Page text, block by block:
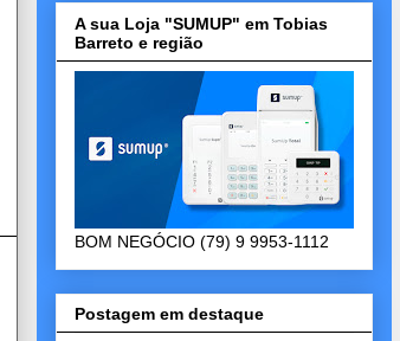
A sua Loja "SUMUP" em Tobias
Barreto e região
BOM NEGÓCIO (79) 9 9953-1112
Postagem em destaque